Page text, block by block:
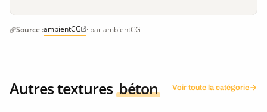
Source :ambientCG · par ambientCG
Autres textures béton Voir toute la catégorie